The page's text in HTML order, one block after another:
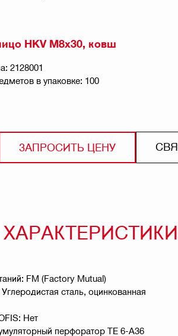
HKV M8x30, ковш
2128001
в упаковке: 100
ЗАПРОСИТЬ ЦЕНУ
FM (Factory Mutual)
сталь, оцинкованная
Нет
перфоратор TE 6-A36